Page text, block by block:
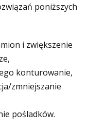
poniższych
i zwiększenie
konturowanie,
zmniejszanie
pośladków.